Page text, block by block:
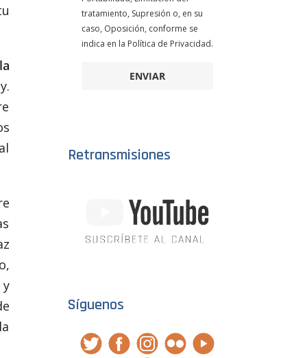
tratamiento, Supresión o, en su
caso, Oposición, conforme se
indica en la Política de Privacidad.
ENVIAR
Retransmisiones
Síguenos